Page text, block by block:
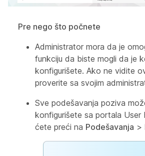
Pre nego što počnete
Administrator mora da je
funkciju da biste mogli da je
konfigurišete. Ako ne vidite
proverite sa svojim
Sve podešavanja poziva
konfigurišete sa portala
ćete preći na Podešavanja >